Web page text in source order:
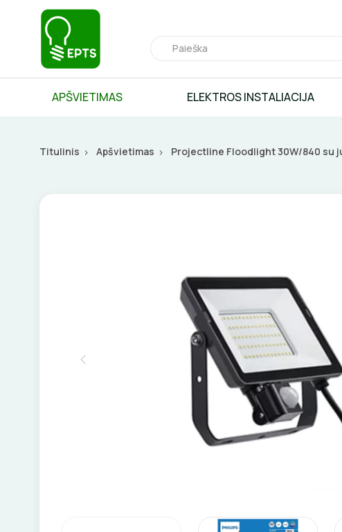
APŠVIETIMAS ELEKTROS INSTALIACIJA
Titulinis Apšvietimas Projectline Floodlight 30W/840 su